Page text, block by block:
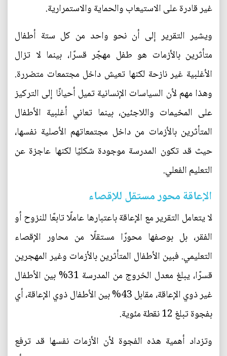
غير قادرة على الاستيعاب والحماية والاستمرارية.
ويشير التقرير إلى أن نحو واحد من كل ستة أطفال
متأثرين بالأزمات هو طفل مهجّر قسرًا، بينما لا تزال
الأغلبية غير نازحة لكنها تعيش داخل مجتمعات متضررة.
وهذا مهم لأن السياسات الإنسانية تميل أحيانًا إلى التركيز
على المخيمات واللاجئين، بينما تعاني أغلبية الأطفال
المتأثرين بالأزمات من داخل مجتمعاتهم الأصلية نفسها،
حيث قد تكون المدرسة موجودة شكليًا لكنها عاجزة عن
التعليم الفعلي.
الإعاقة محور مستقل للإقصاء
لا يتعامل التقرير مع الإعاقة باعتبارها عاملًا تابعًا للنزوح أو
الفقر، بل بوصفها محورًا مستقلًا من محاور الإقصاء
التعليمي. فبين الأطفال المتأثرين بالأزمات وغير المهجرين
قسرًا، يبلغ معدل الخروج من المدرسة 31% بين الأطفال
غير ذوي الإعاقة، مقابل 43% بين الأطفال ذوي الإعاقة، أي
بفجوة تبلغ 12 نقطة مئوية.
وتزداد أهمية هذه الفجوة لأن الأزمات نفسها قد ترفع